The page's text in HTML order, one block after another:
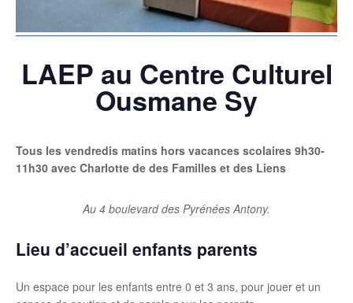
LAEP au Centre Culturel
Ousmane Sy
Tous les vendredis matins hors vacances scolaires 9h30-
11h30 avec Charlotte de des Familles et des Liens
Au 4 boulevard des Pyrénées Antony.
Lieu d’accueil enfants parents
Un espace pour les enfants entre 0 et 3 ans, pour jouer et un